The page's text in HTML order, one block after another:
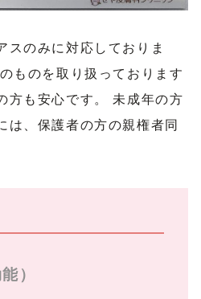
スのみに対応しておりま
ものを取り扱っております
方も安心です。 未成年の方
は、保護者の方の親権者同
）